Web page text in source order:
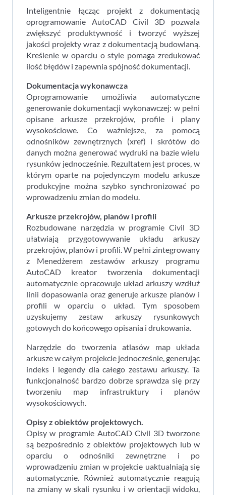
Inteligentnie łącząc projekt z dokumentacją
oprogramowanie AutoCAD Civil 3D pozwala
zwiększyć produktywność i tworzyć wyższej
jakości projekty wraz z dokumentacją budowlaną.
Kreślenie w oparciu o style pomaga zredukować
ilość błędów i zapewnia spójność dokumentacji.
Dokumentacja wykonawcza
Oprogramowanie umożliwia automatyczne
generowanie dokumentacji wykonawczej: w pełni
opisane arkusze przekrojów, profile i plany
wysokościowe. Co ważniejsze, za pomocą
odnośników zewnętrznych (xref) i skrótów do
danych można generować wydruki na bazie wielu
rysunków jednocześnie. Rezultatem jest proces, w
którym oparte na pojedynczym modelu arkusze
produkcyjne można szybko synchronizować po
wprowadzeniu zmian do modelu.
Arkusze przekrojów, planów i profili
Rozbudowane narzędzia w programie Civil 3D
ułatwiają przygotowywanie układu arkuszy
przekrojów, planów i profili. W pełni zintegrowany
z Menedżerem zestawów arkuszy programu
AutoCAD kreator tworzenia dokumentacji
automatycznie opracowuje układ arkuszy wzdłuż
linii dopasowania oraz generuje arkusze planów i
profili w oparciu o układ. Tym sposobem
uzyskujemy zestaw arkuszy rysunkowych
gotowych do końcowego opisania i drukowania.
Narzędzie do tworzenia atlasów map układa
arkusze w całym projekcie jednocześnie, generując
indeks i legendy dla całego zestawu arkuszy. Ta
funkcjonalność bardzo dobrze sprawdza się przy
tworzeniu map infrastruktury i planów
wysokościowych.
Opisy z obiektów projektowych.
Opisy w programie AutoCAD Civil 3D tworzone
są bezpośrednio z obiektów projektowych lub w
oparciu o odnośniki zewnętrzne i po
wprowadzeniu zmian w projekcie uaktualniają się
automatycznie. Również automatycznie reagują
na zmiany w skali rysunku i w orientacji widoku,